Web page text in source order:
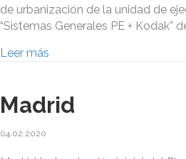
de urbanización de la unidad de
“Sistemas Generales PE + Kodak”
Leer más
Madrid
04.02.2020